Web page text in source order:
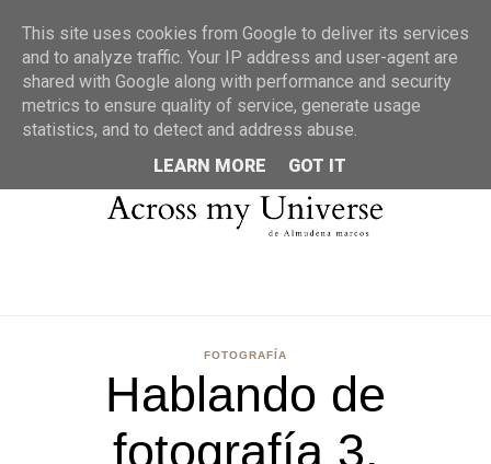
MENU
FOTOGRAFÍA
Hablando de
fotografía 3.
This site uses cookies from Google to deliver its services
and to analyze traffic. Your IP address and user-agent are
shared with Google along with performance and security
metrics to ensure quality of service, generate usage
statistics, and to detect and address abuse.
LEARN MORE
GOT IT